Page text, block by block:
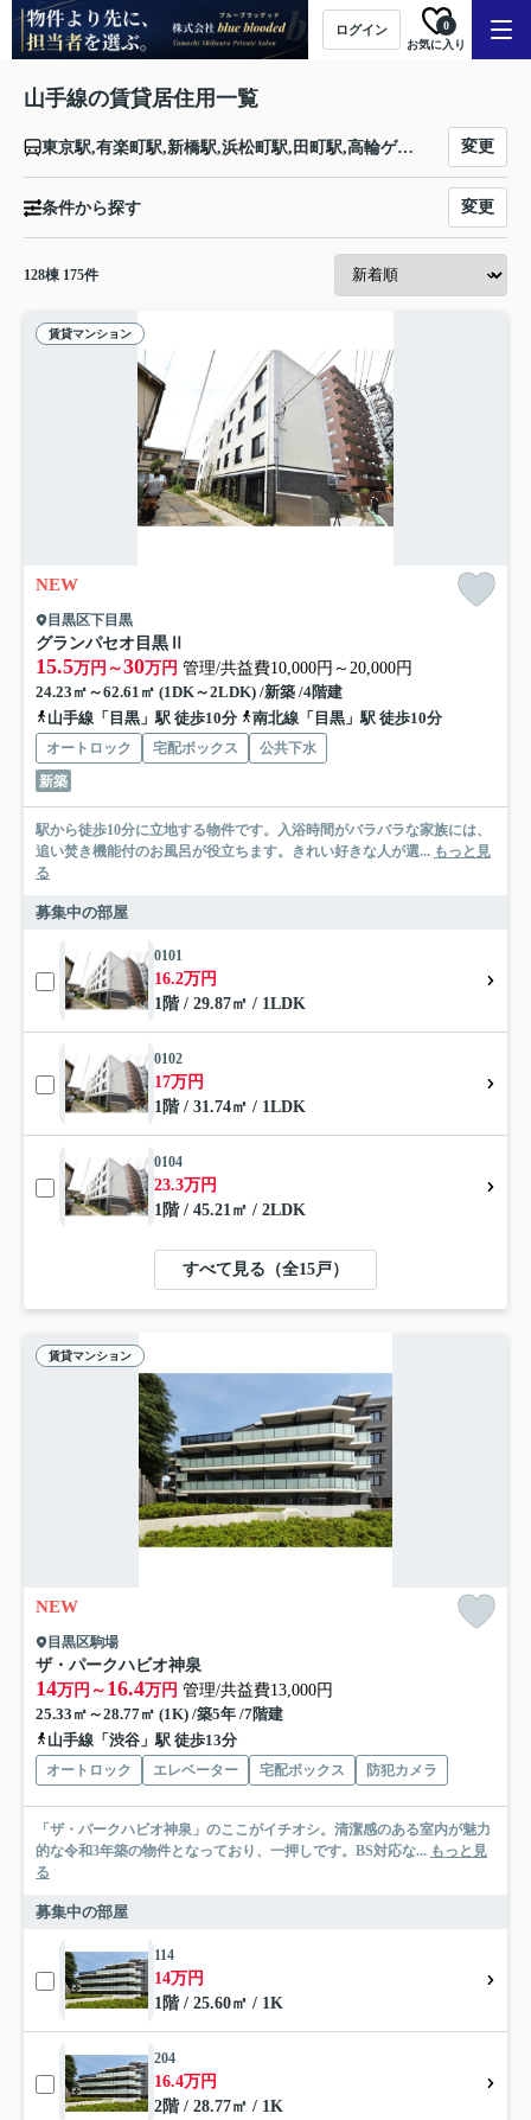
ログイン
お気に入り
0
山手線の賃貸居住用一覧
東京駅,有楽町駅,新橋駅,浜松町駅,田町駅,高輪ゲートウェイ駅,品川駅,大崎駅,五反田駅,目黒駅,恵比寿駅,渋谷駅,原宿駅,代々木駅,新宿駅,新大久保駅,高田馬場駅,目白駅,池袋駅,大塚駅,巣鴨駅,駒込駅,田端駅,西日暮里駅,日暮里駅,鶯谷駅,上野駅,御徒町駅,秋葉原駅,神田駅 変更
条件から探す 変更
128棟 175件
賃貸マンション
NEW
目黒区下目黒
グランパセオ目黒Ⅱ
15.5万円～30万円 管理/共益費10,000円～20,000円
24.23㎡～62.61㎡ (1DK～2LDK) /新築 /4階建
山手線「目黒」駅 徒歩10分
南北線「目黒」駅 徒歩10分
オートロック 宅配ボックス
公共下水
新築
駅から徒歩10分に立地する物件です。入浴時間がバラバラな家族には、
追い焚き機能付のお風呂が役立ちます。きれい好きな人が選... もっと見
る
募集中の部屋
0101
16.2万円
1階 / 29.87㎡ / 1LDK
0102
17万円
1階 / 31.74㎡ / 1LDK
0104
23.3万円
1階 / 45.21㎡ / 2LDK
すべて見る（全15戸）
賃貸マンション
NEW
目黒区駒場
ザ・パークハビオ神泉
14万円～ 16.4万円 管理/共益費13,000円
25.33㎡～28.77㎡ (1K) /築5年 /7階建
山手線「渋谷」駅 徒歩13分
オートロック エレベーター 宅配ボックス 防犯カメラ
「ザ・パークハビオ神泉」のここがイチオシ。清潔感のある室内が魅力
的な令和3年築の物件となっており、一押しです。BS対応な... もっと見
る
募集中の部屋
114
14万円
1階 / 25.60㎡ / 1K
204
16.4万円
2階 / 28.77㎡ / 1K